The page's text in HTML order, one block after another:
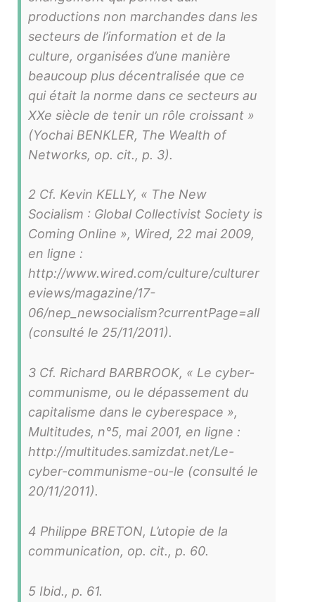
productions non marchandes dans les
secteurs de l’information et de la
culture, organisées d’une manière
beaucoup plus décentralisée que ce
qui était la norme dans ce secteurs au
XXe siècle de tenir un rôle croissant »
(Yochai BENKLER, The Wealth of
Networks, op. cit., p. 3).
2 Cf. Kevin KELLY, « The New
Socialism : Global Collectivist Society is
Coming Online », Wired, 22 mai 2009,
en ligne :
http://www.wired.com/culture/culturer
eviews/magazine/17-
06/nep_newsocialism?currentPage=all
(consulté le 25/11/2011).
3 Cf. Richard BARBROOK, « Le cyber-
communisme, ou le dépassement du
capitalisme dans le cyberespace »,
Multitudes, n°5, mai 2001, en ligne :
http://multitudes.samizdat.net/Le-
cyber-communisme-ou-le (consulté le
20/11/2011).
4 Philippe BRETON, L’utopie de la
communication, op. cit., p. 60.
5 Ibid., p. 61.